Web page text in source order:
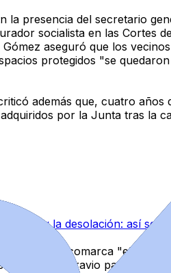
la presencia del secretario
socialista en las Cortes
aseguró que los
protegidos "se
además que, cuatro años
por la Junta tras la
horror y la desolación: así se
para la comarca "el
un agravio para sus